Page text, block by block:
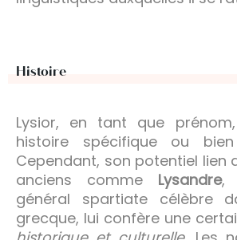
Histoire
Lysior, en tant que
histoire spécifique ou bien
Cependant, son potentiel lien
anciens comme Lysandre,
général spartiate célèbre
grecque, lui confère une